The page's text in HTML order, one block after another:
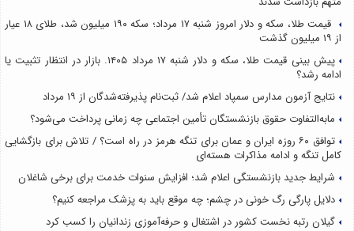
قیمت طلا، سکه و دلار امروز شنبه ۱۷ مرداد؛ سکه ۱۹۰ میلیون شد، طلای ۱۸ عیار
از ۱۹ میلیون گذشت
پیش بینی قیمت طلا، سکه و دلار شنبه ۱۷ مرداد ۱۴۰۵. بازار در انتظار تثبیت یا
ادامه رشد؟
نتایج آزمون مدارس سمپاد اعلام شد/ ثبت‌نام پذیرفته‌شدگان از ۱۹ مرداد
مابه‌التفاوت حقوق بازنشستگان تأمین اجتماعی چه زمانی پرداخت می‌شود؟
توافق ۶۰ روزه ایران و عمان برای تنگه هرمز در راه است؟ / تلاش برای بازگشایی
کامل تنگه و ادامه مذاکرات هسته‌ای
شرایط جدید بازنشستگی اعلام شد؛ افزایش سنوات خدمت برای برخی شاغلان
دلایل پارگی رگ خونی در چشم؛ چه موقع باید به پزشک مراجعه کنیم؟
گیلان رتبه نخست کشور در اشتغال و حرفه‌آموزی زندانیان را کسب کرد